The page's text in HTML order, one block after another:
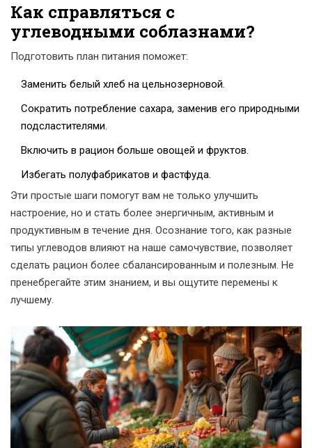
Как справляться с
углеводными соблазнами?
Подготовить план питания поможет:
Заменить белый хлеб на цельнозерновой.
Сократить потребление сахара, заменив его природными
подсластителями.
Включить в рацион больше овощей и фруктов.
Избегать полуфабрикатов и фастфуда.
Эти простые шаги помогут вам не только улучшить
настроение, но и стать более энергичным, активным и
продуктивным в течение дня. Осознание того, как разные
типы углеводов влияют на наше самочувствие, позволяет
сделать рацион более сбалансированным и полезным. Не
пренебрегайте этим знанием, и вы ощутите перемены к
лучшему.